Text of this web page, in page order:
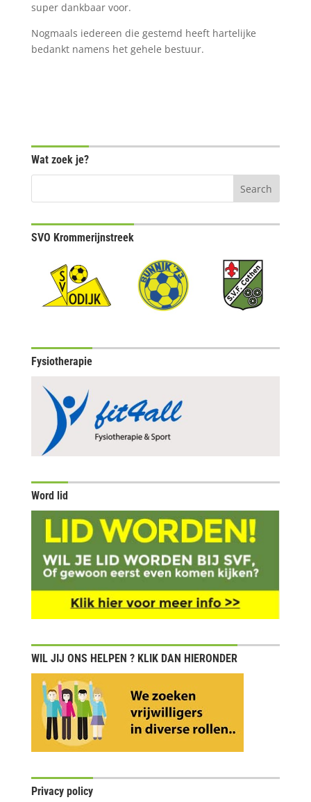
super dankbaar voor.
Nogmaals iedereen die gestemd heeft hartelijke
bedankt namens het gehele bestuur.
Wat zoek je?
SVO Krommerijnstreek
Fysiotherapie
Word lid
WIL JIJ ONS HELPEN ? KLIK DAN HIERONDER
Privacy policy